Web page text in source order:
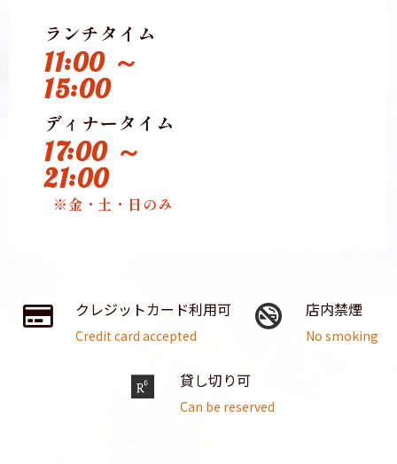
ランチタイム
11:00 ～
15:00
ディナータイム
17:00 ～
21:00
※金・土・日のみ
クレジットカード利用可
Credit card accepted
店内禁煙
No smoking
貸し切り可
Can be reserved